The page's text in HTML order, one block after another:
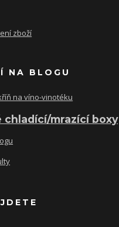
zboží
NA BLOGU
na víno-vinotéku
chladící/mrazící boxy